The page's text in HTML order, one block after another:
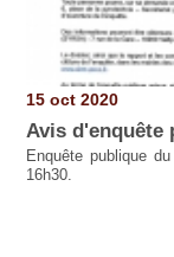
15 oct 2020
Avis d'enquête
Enquête publique
16h30.